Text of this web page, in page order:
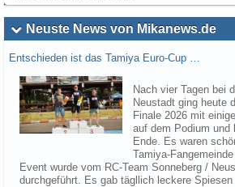
Neuste News von Mikanews.de
Entschieden ist das Tamiya Euro-Cup …
Nach vier Tagen bei
Neustadt ging heute
Finale 2026 mit
auf dem Podium und
Ende. Es waren
Tamiya-
Event wurde vom RC-Team Sonneberg /
durchgeführt. Es gab tägllich leckere